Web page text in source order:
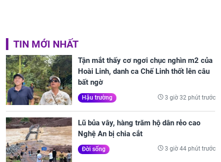
TIN MỚI NHẤT
Tận mắt thấy cơ ngơi chục nghìn m2 của
Hoài Linh, danh ca Chế Linh thốt lên câu
bất ngờ
Hậu trường 3 giờ 32 phút trước
Lũ bủa vây, hàng trăm hộ dân rẻo cao
Nghệ An bị chia cắt
Đời sống 3 giờ 44 phút trước